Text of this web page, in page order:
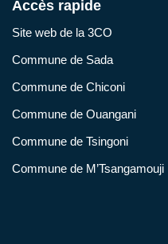
Accès rapide
Site web de la 3CO
Commune de Sada
Commune de Chiconi
Commune de Ouangani
Commune de Tsingoni
Commune de M’Tsangamouji